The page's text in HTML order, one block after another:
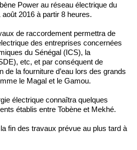
Power au réseau électrique du
2016 à partir 8 heures.
de raccordement permettra de
des entreprises concernées
du Sénégal (ICS), la
etc, et par conséquent de
de la fourniture d’eau lors des grands
le Magal et le Gamou.
électrique connaîtra quelques
établis entre Tobène et Mekhé.
fin des travaux prévue au plus tard à